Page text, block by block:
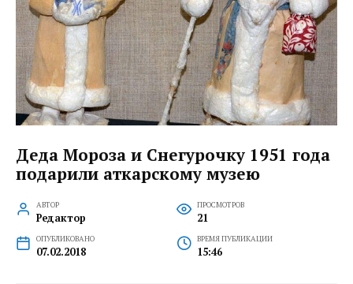
Деда Мороза и Снегурочку 1951 года
подарили аткарскому музею
АВТОР
Редактор
ПРОСМОТРОВ
21
ОПУБЛИКОВАНО
07.02.2018
ВРЕМЯ ПУБЛИКАЦИИ
15:46